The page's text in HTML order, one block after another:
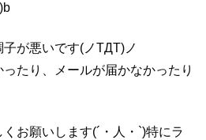
が悪いです(ノTДT)ノ
たり、メールが届かなかったり
お願いします(´・人・`)特にラ